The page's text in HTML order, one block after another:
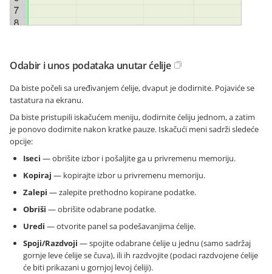
Odabir i unos podataka unutar ćelije
Da biste počeli sa uređivanjem ćelije, dvaput je dodirnite. Pojaviće se
tastatura na ekranu.
Da biste pristupili iskačućem meniju, dodirnite ćeliju jednom, a zatim
je ponovo dodirnite nakon kratke pauze. Iskačući meni sadrži sledeće
opcije:
Iseci — obrišite izbor i pošaljite ga u privremenu memoriju.
Kopiraj — kopirajte izbor u privremenu memoriju.
Zalepi — zalepite prethodno kopirane podatke.
Obriši — obrišite odabrane podatke.
Uredi — otvorite panel sa podešavanjima ćelije.
Spoji/Razdvoji — spojite odabrane ćelije u jednu (samo sadržaj
gornje leve ćelije se čuva), ili ih razdvojite (podaci razdvojene ćelije
će biti prikazani u gornjoj levoj ćeliji).